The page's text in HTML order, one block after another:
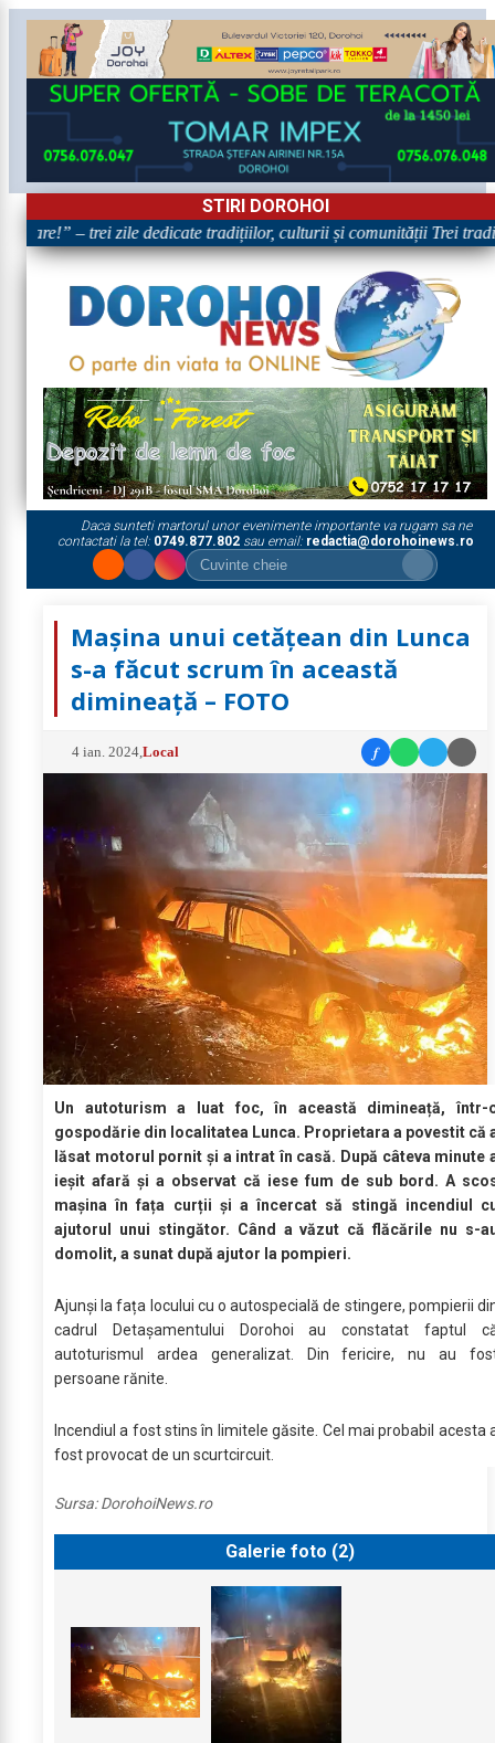
STIRI DOROHOI
– trei zile dedicate tradițiilor, culturii și comunității Trei
Daca sunteti martorul unor evenimente importante va rugam sa ne
contactati la tel: 0749.877.802sau email: redactia@dorohoinews.ro
Mașina unui cetățean din Lunca
s-a făcut scrum în această
dimineață – FOTO
4 ian. 2024 ,Local f
Un autoturism a luat foc, în această dimineață, într-
gospodărie din localitatea Lunca. Proprietara a povestit că
lăsat motorul pornit și a intrat în casă. După câteva minute
ieșit afară și a observat că iese fum de sub bord. A
mașina în fața curții și a încercat să stingă incendiul
ajutorul unui stingător. Când a văzut că flăcările nu s-
domolit, a sunat după ajutor la pompieri.
Ajunși la fața locului cu o autospecială de stingere, pompierii
cadrul Detașamentului Dorohoi au constatat faptul
autoturismul ardea generalizat. Din fericire, nu au
persoane rănite.
Incendiul a fost stins în limitele găsite. Cel mai probabil acesta
fost provocat de un scurtcircuit.
Sursa:DorohoiNews.ro
Galerie foto (2)